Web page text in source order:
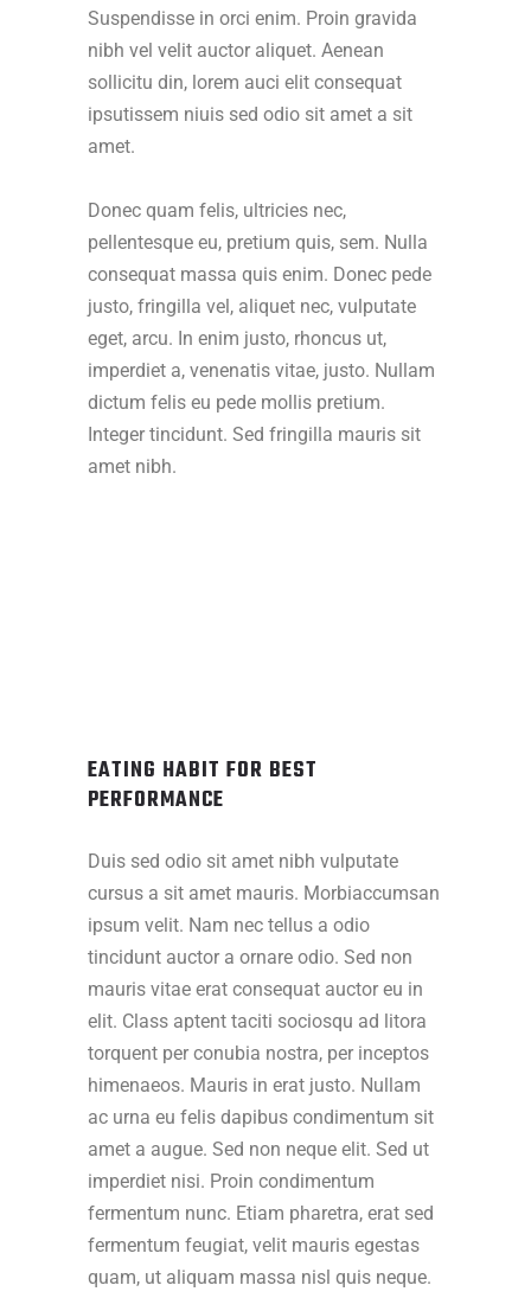
Suspendisse in orci enim. Proin gravida
nibh vel velit auctor aliquet. Aenean
sollicitu din, lorem auci elit consequat
ipsutissem niuis sed odio sit amet a sit
amet.
Donec quam felis, ultricies nec,
pellentesque eu, pretium quis, sem. Nulla
consequat massa quis enim. Donec pede
justo, fringilla vel, aliquet nec, vulputate
eget, arcu. In enim justo, rhoncus ut,
imperdiet a, venenatis vitae, justo. Nullam
dictum felis eu pede mollis pretium.
Integer tincidunt. Sed fringilla mauris sit
amet nibh.
EATING HABIT FOR BEST
PERFORMANCE
Duis sed odio sit amet nibh vulputate
cursus a sit amet mauris. Morbiaccumsan
ipsum velit. Nam nec tellus a odio
tincidunt auctor a ornare odio. Sed non
mauris vitae erat consequat auctor eu in
elit. Class aptent taciti sociosqu ad litora
torquent per conubia nostra, per inceptos
himenaeos. Mauris in erat justo. Nullam
ac urna eu felis dapibus condimentum sit
amet a augue. Sed non neque elit. Sed ut
imperdiet nisi. Proin condimentum
fermentum nunc. Etiam pharetra, erat sed
fermentum feugiat, velit mauris egestas
quam, ut aliquam massa nisl quis neque.